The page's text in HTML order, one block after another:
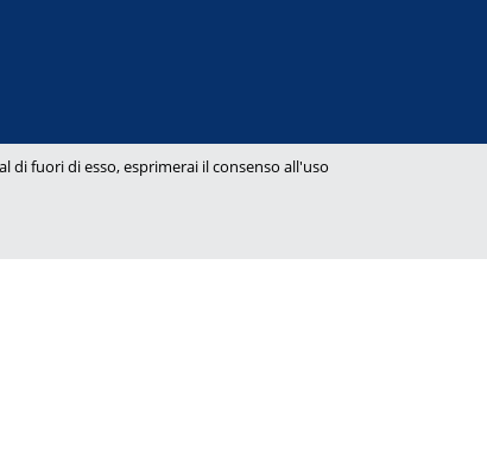
di fuori di esso, esprimerai il consenso all'uso